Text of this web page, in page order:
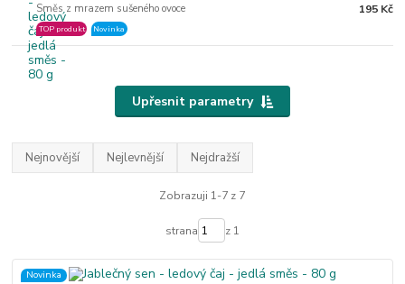
Směs z mrazem sušeného ovoce
TOP produkt Novinka
195 Kč
Upřesnit parametry
Nejnovější Nejlevnější Nejdražší
Zobrazuji 1-7 z 7
strana z 1
Novinka